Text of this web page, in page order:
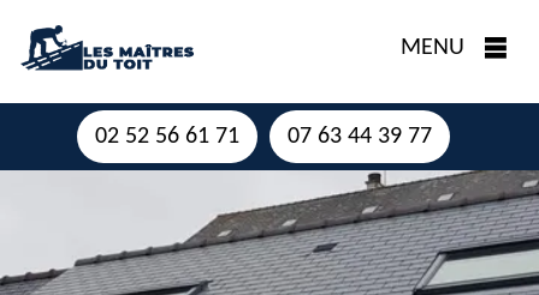
MENU
02 52 56 61 71 07 63 44 39 77